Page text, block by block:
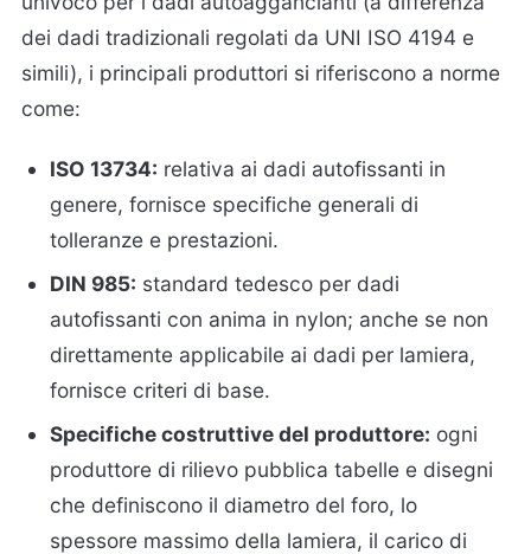
dei dadi tradizionali regolati da UNI ISO 4194 e
simili), i principali produttori si riferiscono a norme
come:
ISO 13734: relativa ai dadi autofissanti in
genere, fornisce specifiche generali di
tolleranze e prestazioni.
DIN 985: standard tedesco per dadi
autofissanti con anima in nylon; anche se non
direttamente applicabile ai dadi per lamiera,
fornisce criteri di base.
Specifiche costruttive del produttore: ogni
produttore di rilievo pubblica tabelle e disegni
che definiscono il diametro del foro, lo
spessore massimo della lamiera, il carico di